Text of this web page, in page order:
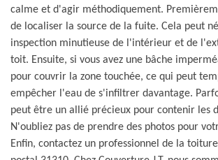
calme et d'agir méthodiquement.
de localiser la source de la fuite. Cela peut
inspection minutieuse de l'intérieur et de
toit. Ensuite, si vous avez une bâche
pour couvrir la zone touchée, ce qui peut
empêcher l'eau de s'infiltrer davantage.
peut être un allié précieux pour contenir les
N'oubliez pas de prendre des photos pour
Enfin, contactez un professionnel de la